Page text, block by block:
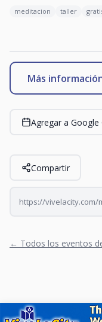
meditacion taller
Más
Agregar a Google
Compartir
← Todos los eventos